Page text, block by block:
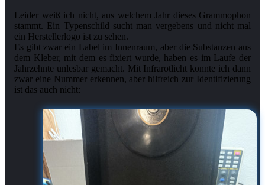
Leider weiß ich nicht, aus welchem Jahr dieses Grammophon
stammt. Ein Typenschild sucht man vergebens und nicht mal
ein Herstellerlogo ist zu sehen.
Es gibt zwar ein Label im Innenraum, aber die Substanzen aus
dem Kleber, mit dem es fixiert wurde, haben es im Laufe der
Jahrzehnte unlesbar gemacht. Mit Infrarotlicht konnte ich dann
zwar eine Nummer erkennen, aber hilfreich zur Identifizierung